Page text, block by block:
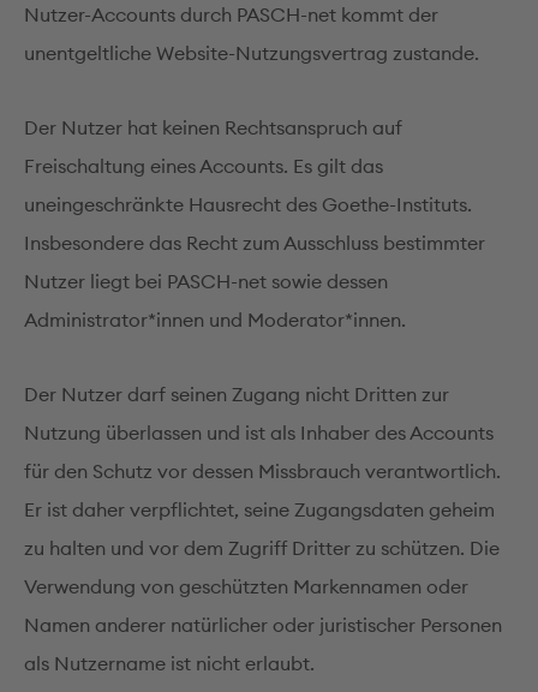
Nutzer-Accounts durch PASCH-net kommt der
unentgeltliche Website-Nutzungsvertrag zustande.
Der Nutzer hat keinen Rechtsanspruch auf
Freischaltung eines Accounts. Es gilt das
uneingeschränkte Hausrecht des Goethe-Instituts.
Insbesondere das Recht zum Ausschluss bestimmter
Nutzer liegt bei PASCH-net sowie dessen
Administrator*innen und Moderator*innen.
Der Nutzer darf seinen Zugang nicht Dritten zur
Nutzung überlassen und ist als Inhaber des Accounts
für den Schutz vor dessen Missbrauch verantwortlich.
Er ist daher verpflichtet, seine Zugangsdaten geheim
zu halten und vor dem Zugriff Dritter zu schützen. Die
Verwendung von geschützten Markennamen oder
Namen anderer natürlicher oder juristischer Personen
als Nutzername ist nicht erlaubt.